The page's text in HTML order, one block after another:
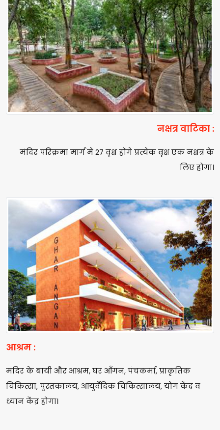
नक्षत्र वाटिका :
मंदिर परिक्रमा मार्ग मे 27 वृक्ष होंगे प्रत्येक वृक्ष एक नक्षत्र के
लिए होगा।
आश्रम :
मंदिर के बायी और आश्रम, घर आँगन, पंचकर्मा, प्राकृतिक
चिकित्सा, पुस्तकालय, आयुर्वेदिक चिकित्सालय, योग केंद्र व
ध्यान केंद्र होगा।